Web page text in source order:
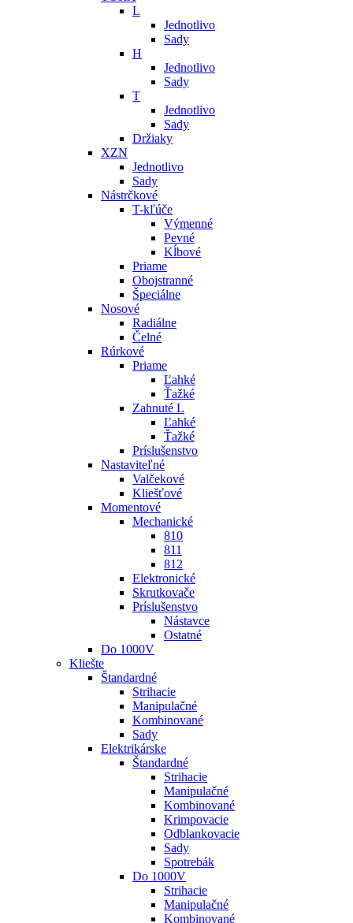
L
Jednotlivo
Sady
H
Jednotlivo
Sady
T
Jednotlivo
Sady
Držiaky
XZN
Jednotlivo
Sady
Nástrčkové
T-kľúče
Výmenné
Pevné
Kĺbové
Priame
Obojstranné
Špeciálne
Nosové
Radiálne
Čelné
Rúrkové
Priame
Ľahké
Ťažké
Zahnuté L
Ľahké
Ťažké
Príslušenstvo
Nastaviteľné
Valčekové
Kliešťové
Momentové
Mechanické
810
811
812
Elektronické
Skrutkovače
Príslušenstvo
Nástavce
Ostatné
Do 1000V
Kliešte
Štandardné
Strihacie
Manipulačné
Kombinované
Sady
Elektrikárske
Štandardné
Strihacie
Manipulačné
Kombinované
Krimpovacie
Odblankovacie
Sady
Spotrebák
Do 1000V
Strihacie
Manipulačné
Kombinované